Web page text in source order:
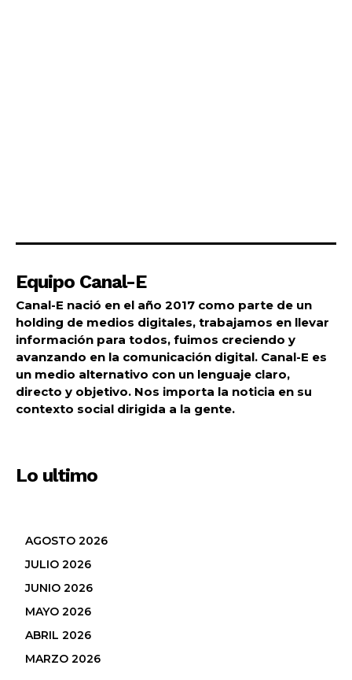
Equipo Canal-E
Canal-E nació en el año 2017 como parte de un
holding de medios digitales, trabajamos en llevar
información para todos, fuimos creciendo y
avanzando en la comunicación digital. Canal-E es
un medio alternativo con un lenguaje claro,
directo y objetivo. Nos importa la noticia en su
contexto social dirigida a la gente.
Lo ultimo
AGOSTO 2026
JULIO 2026
JUNIO 2026
MAYO 2026
ABRIL 2026
MARZO 2026